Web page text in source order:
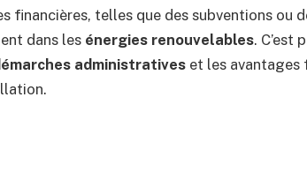
financières, telles que des subventions ou
dans les énergies renouvelables. C’est
administratives et les avantages